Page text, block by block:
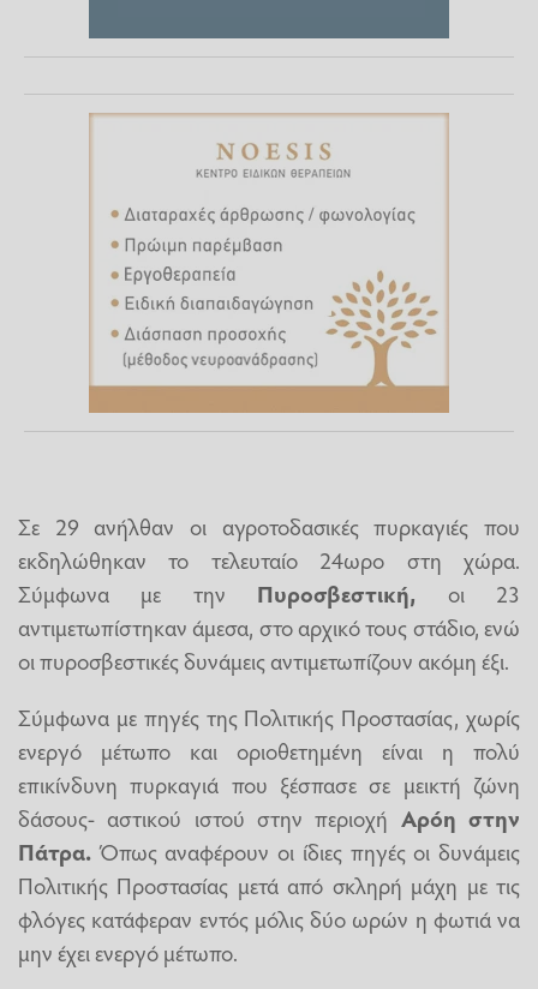
Σε 29 ανήλθαν οι αγροτοδασικές πυρκαγιές που
εκδηλώθηκαν το τελευταίο 24ωρο στη χώρα.
Σύμφωνα με την Πυροσβεστική, οι 23
αντιμετωπίστηκαν άμεσα, στο αρχικό τους στάδιο, ενώ
οι πυροσβεστικές δυνάμεις αντιμετωπίζουν ακόμη έξι.
Σύμφωνα με πηγές της Πολιτικής Προστασίας, χωρίς
ενεργό μέτωπο και οριοθετημένη είναι η πολύ
επικίνδυνη πυρκαγιά που ξέσπασε σε μεικτή ζώνη
δάσους- αστικού ιστού στην περιοχή Αρόη στην
Πάτρα. Όπως αναφέρουν οι ίδιες πηγές οι δυνάμεις
Πολιτικής Προστασίας μετά από σκληρή μάχη με τις
φλόγες κατάφεραν εντός μόλις δύο ωρών η φωτιά να
μην έχει ενεργό μέτωπο.